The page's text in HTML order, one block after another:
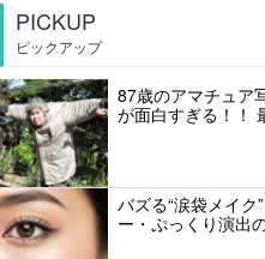
PICKUP
ピックアップ
87歳のアマチュア
が面白すぎる！！
バズる“涙袋メイ
ー・ぷっくり演出